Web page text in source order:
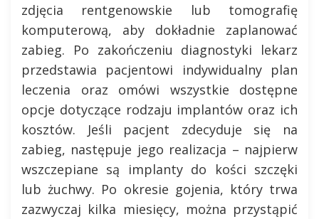
zdjęcia rentgenowskie lub tomografię
komputerową, aby dokładnie zaplanować
zabieg. Po zakończeniu diagnostyki lekarz
przedstawia pacjentowi indywidualny plan
leczenia oraz omówi wszystkie dostępne
opcje dotyczące rodzaju implantów oraz ich
kosztów. Jeśli pacjent zdecyduje się na
zabieg, następuje jego realizacja – najpierw
wszczepiane są implanty do kości szczęki
lub żuchwy. Po okresie gojenia, który trwa
zazwyczaj kilka miesięcy, można przystąpić